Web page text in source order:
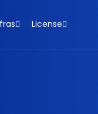
License